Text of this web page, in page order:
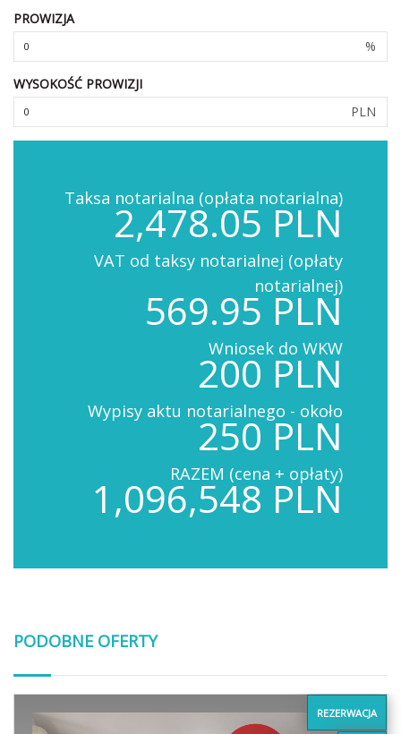
PROWIZJA
%
WYSOKOŚĆ PROWIZJI
PLN
Taksa notarialna (opłata notarialna)
2,478.05 PLN
VAT od taksy notarialnej (opłaty
notarialnej)
569.95 PLN
Wniosek do WKW
200 PLN
Wypisy aktu notarialnego - około
250 PLN
RAZEM (cena + opłaty)
1,096,548 PLN
PODOBNE OFERTY
REZERWACJA